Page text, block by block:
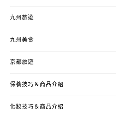
九州旅遊
九州美食
京都旅遊
保養技巧＆商品介紹
化妝技巧＆商品介紹